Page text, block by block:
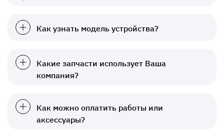
Как узнать модель устройства?
Какие запчасти использует Ваша
компания?
Как можно оплатить работы или
аксессуары?